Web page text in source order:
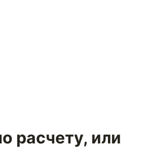
расчету, или